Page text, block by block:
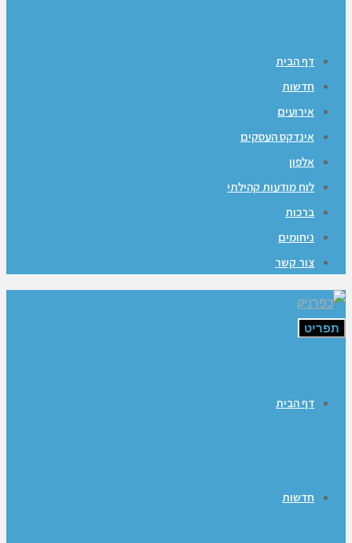
דף הבית
חדשות
אירועים
אינדקס העסקים
אלפון
לוח מודעות קהילתי
ברכות
ניחומים
צור קשר
תפריט
דף הבית
חדשות